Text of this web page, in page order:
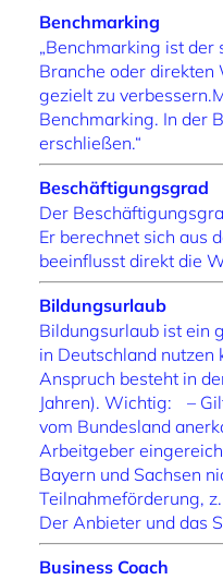
Benchmarking
„Benchmarking ist der
Branche oder direkten
gezielt zu
Benchmarking. In der
erschließen.“
Beschäftigungsgrad
Der
Er berechnet sich aus
beeinflusst direkt die
Bildungsurlaub
Bildungsurlaub ist ein
in Deutschland
Anspruch besteht in
Jahren). Wichtig: –
vom Bundesland
Arbeitgeber
Bayern und Sachsen
Teilnahmeförderung,
Der Anbieter und das
Business Coach